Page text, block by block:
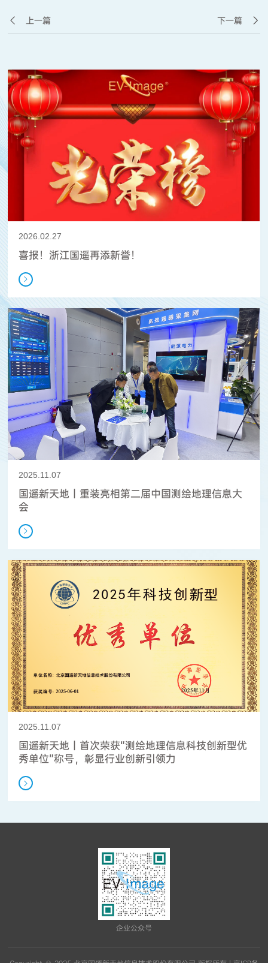
上一篇 下一篇
2026.02.27
喜报！浙江国遥再添新誉！
2025.11.07
国遥新天地丨重装亮相第二届中国测绘地理信息大
会
2025.11.07
国遥新天地丨首次荣获“测绘地理信息科技创新型优
秀单位”称号，彰显行业创新引领力
企业公众号